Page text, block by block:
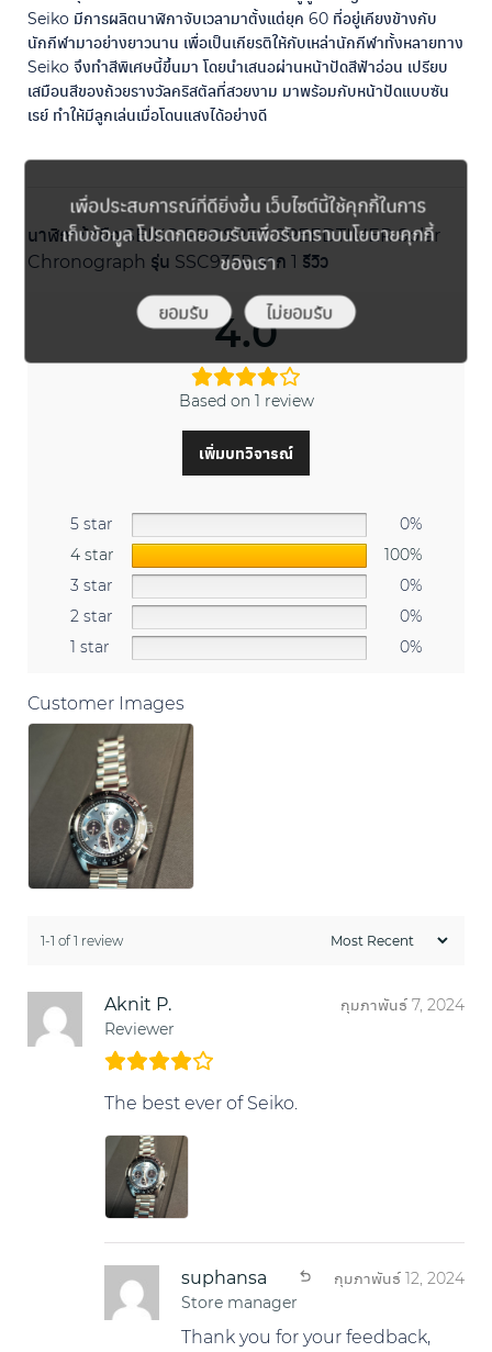
Seiko มีการผลิตนาฬิกาจับเวลามาตั้งแต่ยุค 60 ที่อยู่เคียงข้างกับ
นักกีฬามาอย่างยาวนาน เพื่อเป็นเกียรติให้กับเหล่านักกีฬาทั้งหลายทาง
Seiko จึงทำสีพิเศษนี้ขึ้นมา โดยนำเสนอผ่านหน้าปัดสีฟ้าอ่อน เปรียบ
เสมือนสีของถ้วยรางวัลคริสตัลที่สวยงาม มาพร้อมกับหน้าปัดแบบซัน
เรย์ ทำให้มีลูกเล่นเมื่อโดนแสงได้อย่างดี
นาฬิกาข้อมือ SEIKO PROSPEX SPEEDTIMER Solar
Chronograph รุ่น SSC935Pจาก 1 รีวิว
4.0
Based on 1 review
เพิ่มบทวิจารณ์
5 star
0%
4 star
100%
3 star
0%
2 star
0%
1 star
0%
Customer Images
1-1 of 1 review
Aknit P.
Reviewer
กุมภาพันธ์ 7, 2024
The best ever of Seiko.
suphansa
Store manager
กุมภาพันธ์ 12, 2024
Thank you for your feedback,
เพื่อประสบการณ์ที่ดียิ่งขึ้น เว็บไซต์นี้ใช้คุกกี้ในการ
เก็บข้อมูล โปรดกดยอมรับเพื่อรับทราบนโยบายคุกกี้
ของเรา
ยอมรับ ไม่ยอมรับ